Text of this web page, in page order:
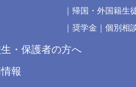
帰国・外国籍生
奨学金
個別相
・保護者の方へ
報